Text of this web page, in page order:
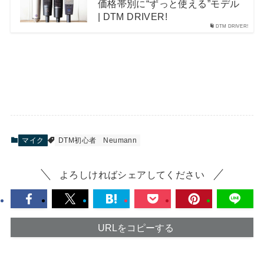
DTM DRIVER!
価格帯別に“ずっと使える”モデル
| DTM DRIVER!
マイク DTM初心者 Neumann
よろしければシェアしてください
URLをコピーする